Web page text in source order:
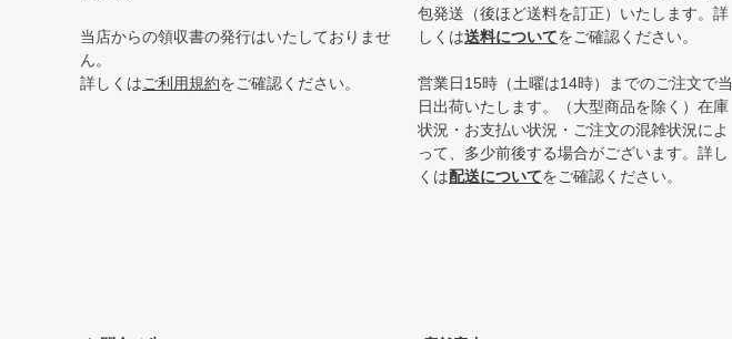
当店からの領収書の発行はいたしておりませ
ん。
詳しくはご利用規約をご確認ください。
包発送（後ほど送料を訂正）いたします。詳
しくは送料についてをご確認ください。
営業日15時（土曜は14時）までのご注文で当
日出荷いたします。（大型商品を除く）在庫
状況・お支払い状況・ご注文の混雑状況によ
って、多少前後する場合がございます。詳し
くは配送についてをご確認ください。